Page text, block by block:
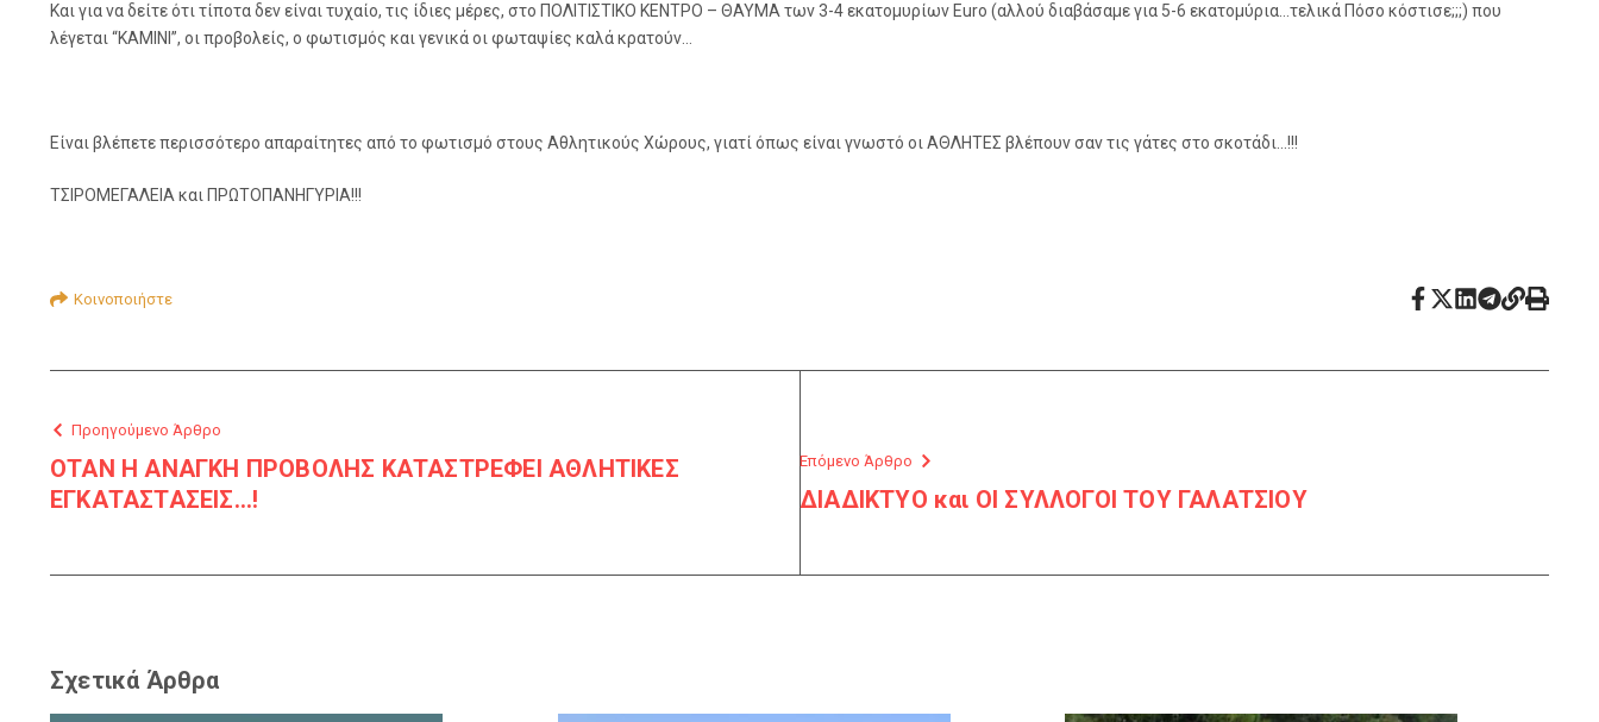
Και για να δείτε ότι τίποτα δεν είναι τυχαίο, τις ίδιες μέρες, στο ΠΟΛΙΤΙΣΤΙΚΟ ΚΕΝΤΡΟ – ΘΑΥΜΑ των 3-4 εκατομυρίων Euro (αλλού διαβάσαμε για 5-6 εκατομύρια…τελικά Πόσο κόστισε;;;) που
λέγεται “ΚΑΜΙΝΙ”, οι προβολείς, ο φωτισμός και γενικά οι φωταψίες καλά κρατούν…
Είναι βλέπετε περισσότερο απαραίτητες από το φωτισμό στους Αθλητικούς Χώρους, γιατί όπως είναι γνωστό οι ΑΘΛΗΤΕΣ βλέπουν σαν τις γάτες στο σκοτάδι…!!!
ΤΣΙΡΟΜΕΓΑΛΕΙΑ και ΠΡΩΤΟΠΑΝΗΓΥΡΙΑ!!!
Κοινοποιήστε
Προηγούμενο Άρθρο
ΟΤΑΝ Η ΑΝΑΓΚΗ ΠΡΟΒΟΛΗΣ ΚΑΤΑΣΤΡΕΦΕΙ ΑΘΛΗΤΙΚΕΣ
ΕΓΚΑΤΑΣΤΑΣΕΙΣ…!
Επόμενο Άρθρο
ΔΙΑΔΙΚΤΥΟ και ΟΙ ΣΥΛΛΟΓΟΙ ΤΟΥ ΓΑΛΑΤΣΙΟΥ
Σχετικά Άρθρα